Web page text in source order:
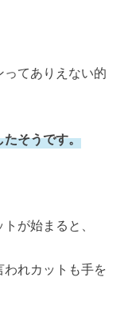
てありえない的
たそうです。
が始まると、
われカットも手を